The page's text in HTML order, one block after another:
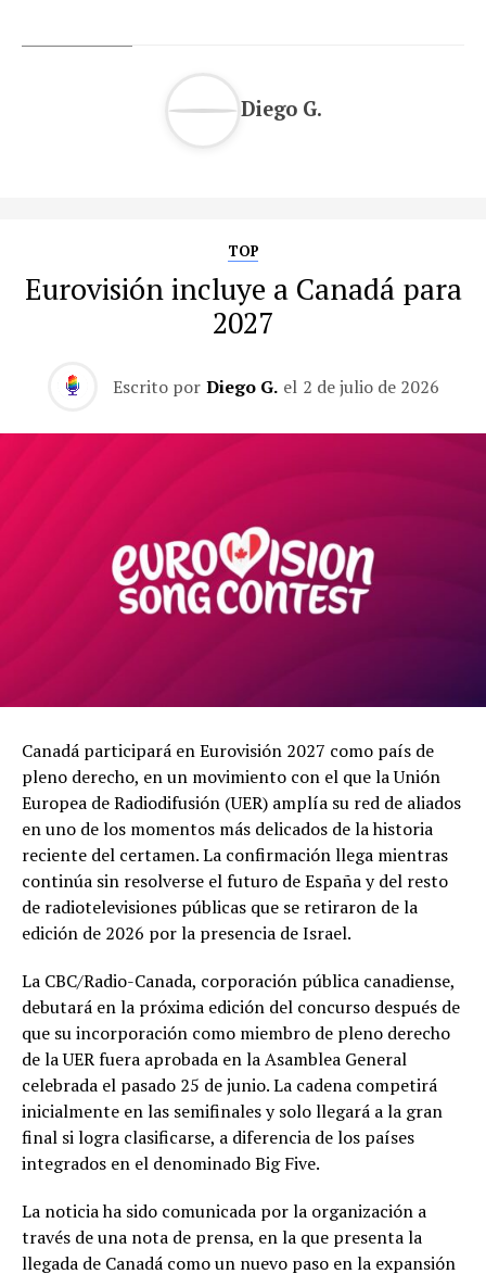
Diego G.
TOP
Eurovisión incluye a Canadá para
2027
Escrito por Diego G. el 2 de julio de 2026
Canadá participará en Eurovisión 2027 como país de
pleno derecho, en un movimiento con el que la Unión
Europea de Radiodifusión (UER) amplía su red de aliados
en uno de los momentos más delicados de la historia
reciente del certamen. La confirmación llega mientras
continúa sin resolverse el futuro de España y del resto
de radiotelevisiones públicas que se retiraron de la
edición de 2026 por la presencia de Israel.
La CBC/Radio-Canada, corporación pública canadiense,
debutará en la próxima edición del concurso después de
que su incorporación como miembro de pleno derecho
de la UER fuera aprobada en la Asamblea General
celebrada el pasado 25 de junio. La cadena competirá
inicialmente en las semifinales y solo llegará a la gran
final si logra clasificarse, a diferencia de los países
integrados en el denominado Big Five.
La noticia ha sido comunicada por la organización a
través de una nota de prensa, en la que presenta la
llegada de Canadá como un nuevo paso en la expansión